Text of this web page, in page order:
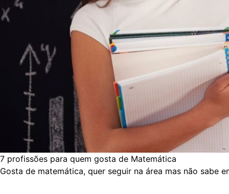
7 profissões para quem gosta de Matemática
Gosta de matemática, quer seguir na área mas não sabe